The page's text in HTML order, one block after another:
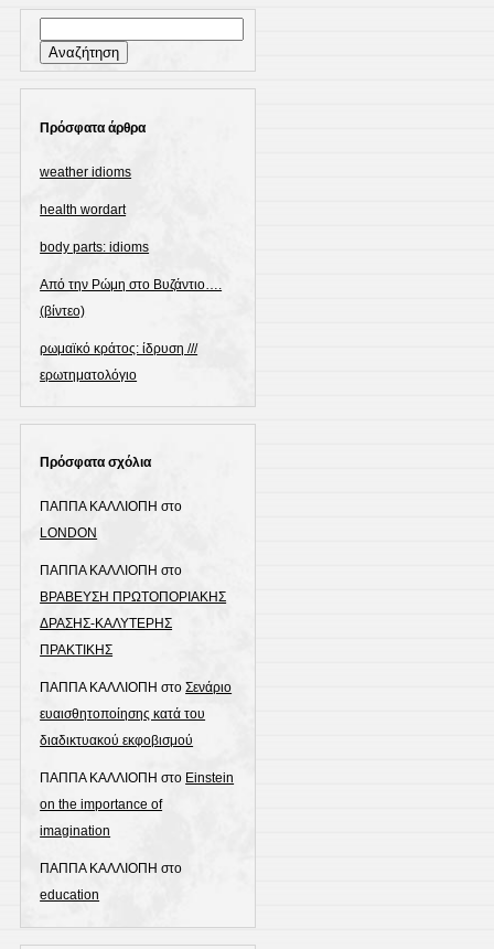
για:
Πρόσφατα άρθρα
weather idioms
health wordart
body parts: idioms
Από την Ρώμη στο Βυζάντιο….
(βίντεο)
ρωμαϊκό κράτος: ίδρυση ///
ερωτηματολόγιο
Πρόσφατα σχόλια
ΠΑΠΠΑ ΚΑΛΛΙΟΠΗ στο
LONDON
ΠΑΠΠΑ ΚΑΛΛΙΟΠΗ στο
ΒΡΑΒΕΥΣΗ ΠΡΩΤΟΠΟΡΙΑΚΗΣ
ΔΡΑΣΗΣ-ΚΑΛΥΤΕΡΗΣ
ΠΡΑΚΤΙΚΗΣ
ΠΑΠΠΑ ΚΑΛΛΙΟΠΗ στοΣενάριο
ευαισθητοποίησης κατά του
διαδικτυακού εκφοβισμού
ΠΑΠΠΑ ΚΑΛΛΙΟΠΗ στο Einstein
on the importance of
imagination
ΠΑΠΠΑ ΚΑΛΛΙΟΠΗ στο
education